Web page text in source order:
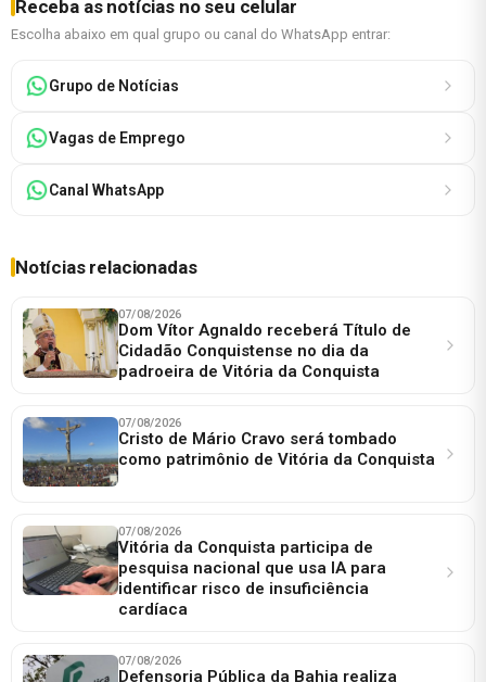
Receba as notícias no seu celular
Escolha abaixo em qual grupo ou canal do WhatsApp entrar:
Grupo de Notícias
Vagas de Emprego
Canal WhatsApp
Notícias relacionadas
07/08/2026
Dom Vítor Agnaldo receberá Título de
Cidadão Conquistense no dia da
padroeira de Vitória da Conquista
07/08/2026
Cristo de Mário Cravo será tombado
como patrimônio de Vitória da Conquista
07/08/2026
Vitória da Conquista participa de
pesquisa nacional que usa IA para
identificar risco de insuficiência
cardíaca
07/08/2026
Defensoria Pública da Bahia realiza